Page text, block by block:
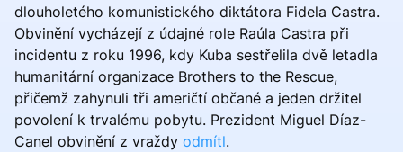
dlouholetého komunistického diktátora Fidela Castra.
Obvinění vycházejí z údajné role Raúla Castra při
incidentu z roku 1996, kdy Kuba sestřelila dvě letadla
humanitární organizace Brothers to the Rescue,
přičemž zahynuli tři američtí občané a jeden držitel
povolení k trvalému pobytu. Prezident Miguel Díaz-
Canel obvinění z vraždy odmítl.